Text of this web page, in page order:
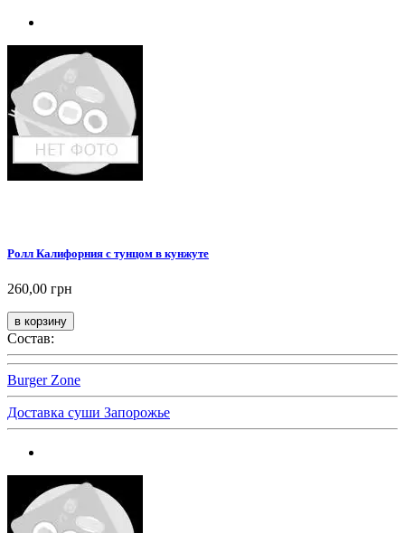
Ролл Калифорния с тунцом в кунжуте
260,00 грн
Состав:
Burger Zone
Доставка суши Запорожье